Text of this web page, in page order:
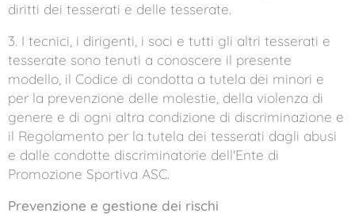
diritti dei tesserati e delle tesserate.
3. I tecnici, i dirigenti, i soci e tutti gli altri tesserati e
tesserate sono tenuti a conoscere il presente
modello, il Codice di condotta a tutela dei minori e
per la prevenzione delle molestie, della violenza di
genere e di ogni altra condizione di discriminazione e
il Regolamento per la tutela dei tesserati dagli abusi
e dalle condotte discriminatorie dell'Ente di
Promozione Sportiva ASC.
Prevenzione e gestione dei rischi